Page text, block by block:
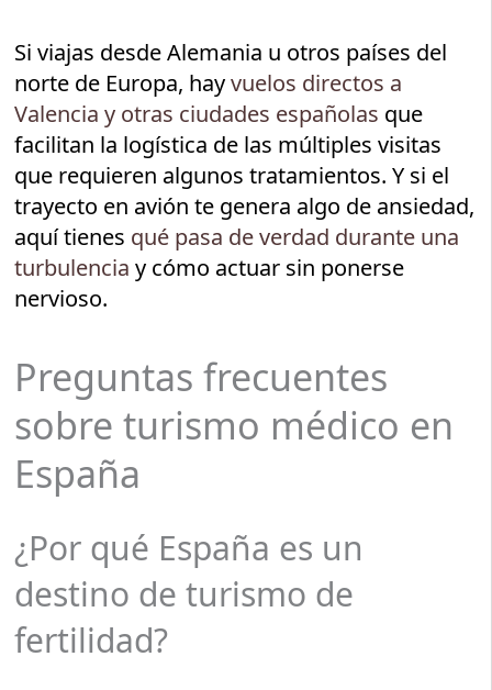
Si viajas desde Alemania u otros países del
norte de Europa, hayvuelos directos a
Valencia y otras ciudades españolas que
facilitan la logística de las múltiples visitas
que requieren algunos tratamientos. Y si el
trayecto en avión te genera algo de ansiedad,
aquí tienes qué pasa de verdad durante una
turbulencia y cómo actuar sin ponerse
nervioso.
Preguntas frecuentes
sobre turismo médico en
España
¿Por qué España es un
destino de turismo de
fertilidad?